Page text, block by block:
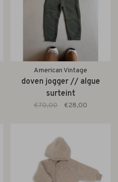
American Vintage
doven jogger // algue
surteint
€70,00 €28,00